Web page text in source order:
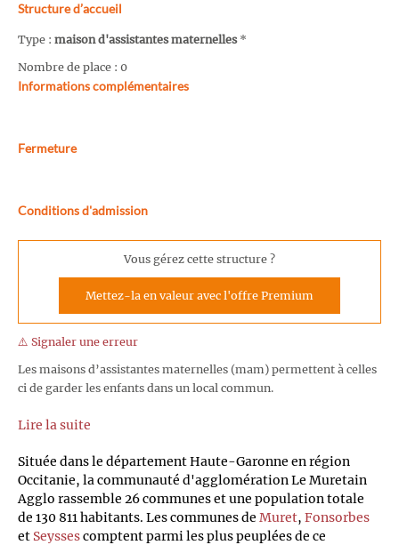
Structure d’accueil
Type : maison d'assistantes maternelles*
Nombre de place : 0
Informations complémentaires
Fermeture
Conditions d'admission
Vous gérez cette structure ?
Mettez-la en valeur avec l'offre Premium
⚠️ Signaler une erreur
Les maisons d’assistantes maternelles (mam) permettent à celles
ci de garder les enfants dans un local commun.
Lire la suite
Située dans le département Haute-Garonne en région
Occitanie, la communauté d'agglomération Le Muretain
Agglo rassemble 26 communes et une population totale
de 130 811 habitants. Les communes de Muret, Fonsorbes
et Seyssescomptent parmi les plus peuplées de ce